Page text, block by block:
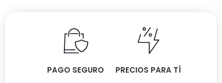
PAGO SEGURO PRECIOS PARA TÍ